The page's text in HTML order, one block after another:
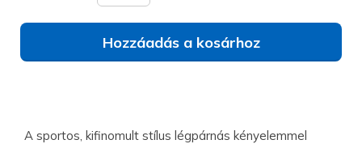
Hozzáadás a kosárhoz
A sportos, kifinomult stílus légpárnás kényelemmel